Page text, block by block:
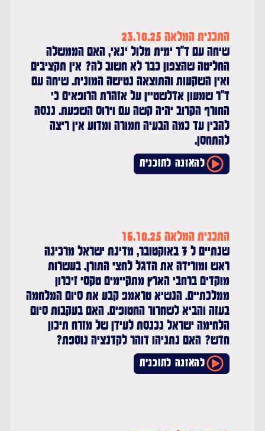
התכנית המלאה 23.10.25
שיחה עם ד''ר ימית מלול ינאי, האם הממשלה
החליטה שהצפון כבר לא חשוב לה? אין תקציבים
ואין השקעות והתוצאה נטישה המונית. שיחה עם
ד''ר שמעון אדלשטיין על אזהרת הרופאים כי
החורף הקרוב יהיה קשה עם וירוס השפעת. ננסה
להבין עד כמה הבעיה חמורה ומדוע אין ריצה
להתחסן.
להאזנה לתוכנית
התכנית המלאה 16.10.25
שנתיים ל 7 באוקטובר, מדינת ישראל מרכינה
ראש ומורידה את הדגל לחצי התורן. בעשרות
מוקדים ברחבי הארץ מתקיימים טקסי זיכרון
ממלכתיים. הנשיא טראמפ קבע את סיום המלחמה
בעזה והביא לשחרור החטופים. האם בעקבות סיום
הלחימה ישראל נכנסת לעידן של מזרח תיכון
חדש? האם נתניהו דוהר לקדנציה נוספת?
להאזנה לתוכנית